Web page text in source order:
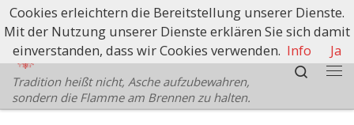
Zum Inhalt springen
Schützenbezirk Bozen
Tradition heißt nicht, Asche aufzubewahren,
sondern die Flamme am Brennen zu halten.
Search
Cookies erleichtern die Bereitstellung unserer Dienste.
Mit der Nutzung unserer Dienste erklären Sie sich damit
einverstanden, dass wir Cookies verwenden. Info Ja